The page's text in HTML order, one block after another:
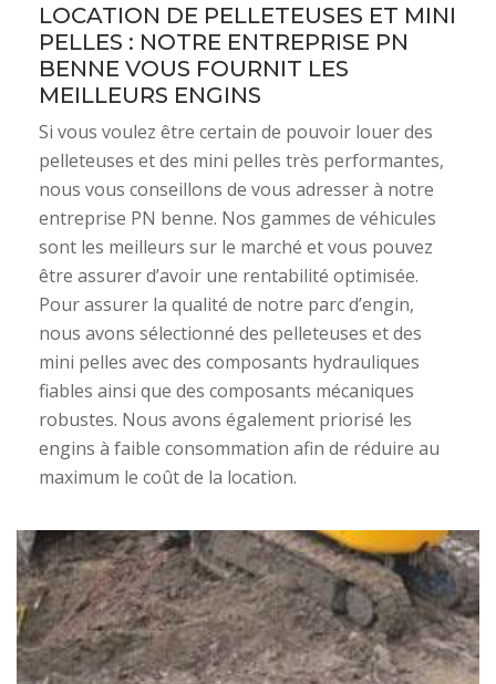
LOCATION DE PELLETEUSES ET MINI
PELLES : NOTRE ENTREPRISE PN
BENNE VOUS FOURNIT LES
MEILLEURS ENGINS
Si vous voulez être certain de pouvoir louer des
pelleteuses et des mini pelles très performantes,
nous vous conseillons de vous adresser à notre
entreprise PN benne. Nos gammes de véhicules
sont les meilleurs sur le marché et vous pouvez
être assurer d’avoir une rentabilité optimisée.
Pour assurer la qualité de notre parc d’engin,
nous avons sélectionné des pelleteuses et des
mini pelles avec des composants hydrauliques
fiables ainsi que des composants mécaniques
robustes. Nous avons également priorisé les
engins à faible consommation afin de réduire au
maximum le coût de la location.